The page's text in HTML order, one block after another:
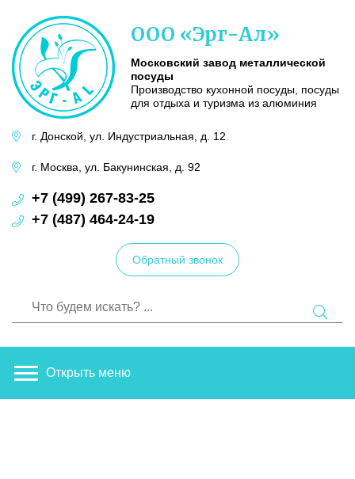
завод
посуды
ООО «Эрг-Ал»
Московский завод металлической
посуды
Производство кухонной посуды, посуды
для отдыха и туризма из алюминия
г. Донской, ул. Индустриальная, д. 12
г. Москва, ул. Бакунинская, д. 92
+7 (499) 267-83-25
+7 (487) 464-24-19
Обратный звонок
Открыть меню